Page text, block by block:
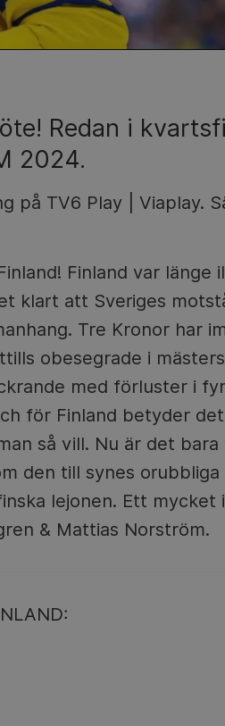
Redan i
2024.
på TV6 Play | Viaplay.
Finland var länge
klart att Sveriges
Tre Kronor har
obesegrade i
med förluster i
för Finland betyder
så vill. Nu är det
den till synes orubbliga
lejonen. Ett mycket
& Mattias Norström.